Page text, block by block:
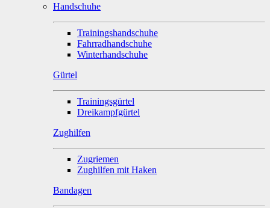
Handschuhe
Trainingshandschuhe
Fahrradhandschuhe
Winterhandschuhe
Gürtel
Trainingsgürtel
Dreikampfgürtel
Zughilfen
Zugriemen
Zughilfen mit Haken
Bandagen